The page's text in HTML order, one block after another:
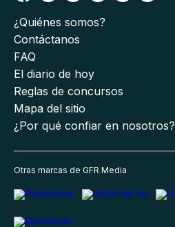
¿Quiénes somos?
Contáctanos
FAQ
El diario de hoy
Reglas de concursos
Mapa del sitio
¿Por qué confiar en nosotros?
Otras marcas de GFR Media